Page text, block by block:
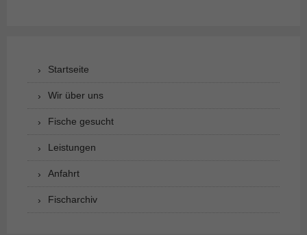
Startseite
Wir über uns
Fische gesucht
Leistungen
Anfahrt
Fischarchiv